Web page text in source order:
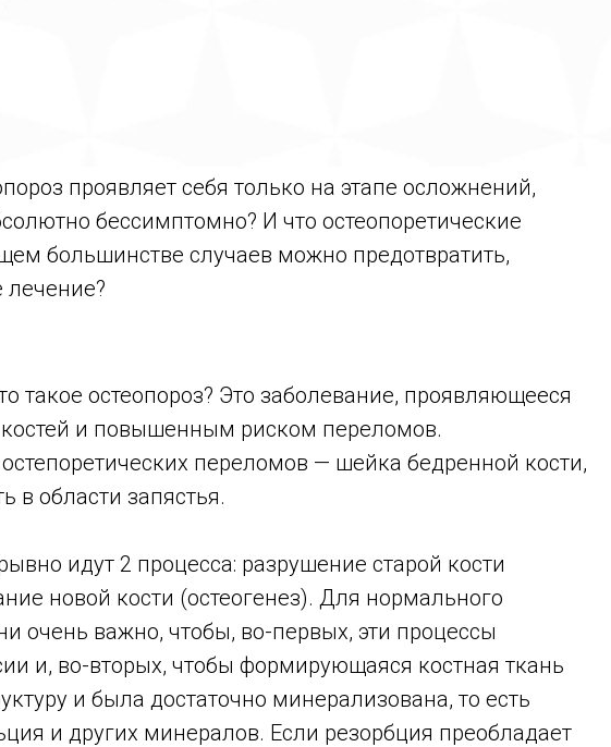
проявляет себя только на этапе осложнений,
бессимптомно? И что остеопоретические
большинстве случаев можно предотвратить,
лечение?
такое остеопороз? Это заболевание, проявляющееся
и повышенным риском переломов.
переломов — шейка бедренной кости,
в области запястья.
идут 2 процесса: разрушение старой кости
новой кости (остеогенез). Для нормального
очень важно, чтобы, во-первых, эти процессы
и, во-вторых, чтобы формирующаяся костная ткань
и была достаточно минерализована, то есть
и других минералов. Если резорбция преобладает